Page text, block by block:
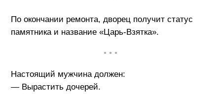
По окончании ремонта, дворец получит статус
памятника и название «Царь-Взятка».
• • •
Настоящий мужчина должен:
— Вырастить дочерей.